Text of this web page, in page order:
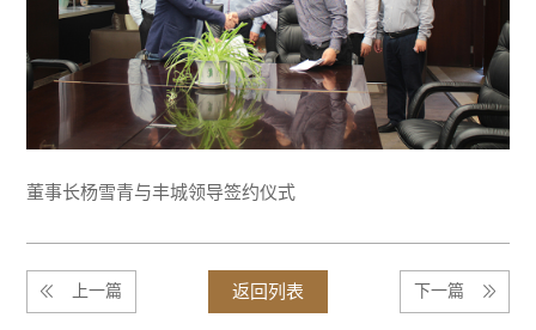
董事长杨雪青与丰城领导签约仪式
上一篇 返回列表 下一篇